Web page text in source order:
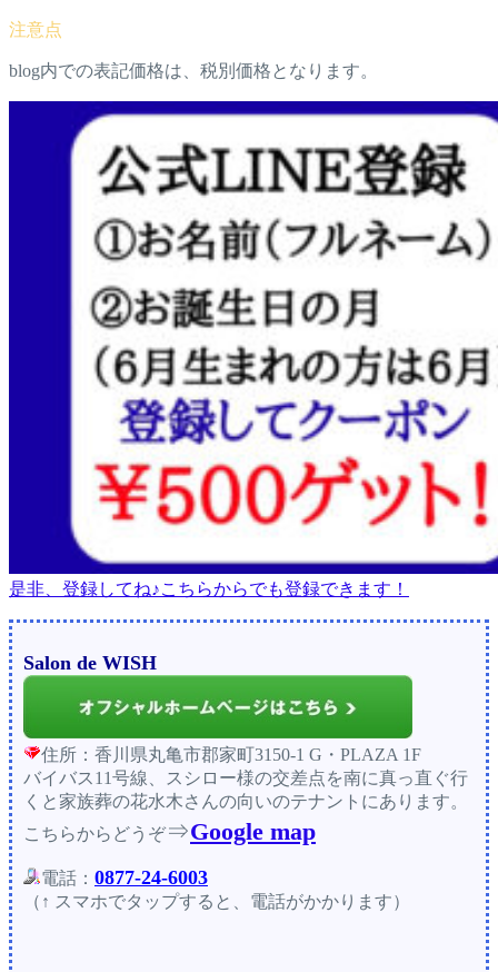
blog内での表記価格は、税別価格となります。
是非、登録してね♪こちらからでも登録できます！
Salon de WISH
住所：香川県丸亀市郡家町3150-1 G・PLAZA 1F
バイバス11号線、スシロー様の交差点を南に真っ直ぐ行
くと家族葬の花水木さんの向いのテナントにあります。
こちらからどうぞ⇒Google map
電話： 0877-24-6003
（↑ スマホでタップすると、電話がかかります）